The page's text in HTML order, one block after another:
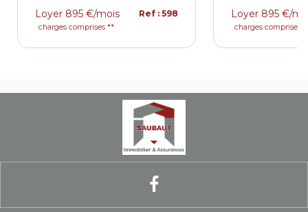
Loyer 895 €/mois
charges comprises **
Ref : 598 Loyer 895 €/
charges comprises